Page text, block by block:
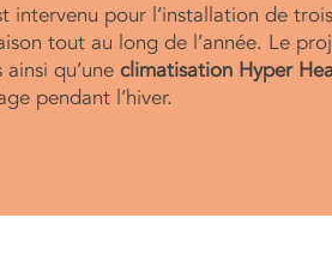
intervenu pour l’installation de trois
tout au long de l’année. Le
qu’une climatisation Hyper
pendant l’hiver.